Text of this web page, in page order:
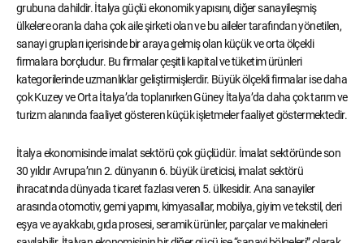
grubuna dahildir. İtalya güçlü ekonomik yapısını, diğer sanayileşmiş
ülkelere oranla daha çok aile şirketi olan ve bu aileler tarafından yönetilen,
sanayi grupları içerisinde bir araya gelmiş olan küçük ve orta ölçekli
firmalara borçludur. Bu firmalar çeşitli kapital ve tüketim ürünleri
kategorilerinde uzmanlıklar geliştirmişlerdir. Büyük ölçekli firmalar ise daha
çok Kuzey ve Orta İtalya’da toplanırken Güney İtalya’da daha çok tarım ve
turizm alanında faaliyet gösteren küçük işletmeler faaliyet göstermektedir.
İtalya ekonomisinde imalat sektörü çok güçlüdür. İmalat sektöründe son
30 yıldır Avrupa’nın 2. dünyanın 6. büyük üreticisi, imalat sektörü
ihracatında dünyada ticaret fazlası veren 5. ülkesidir. Ana sanayiler
arasında otomotiv, gemi yapımı, kimyasallar, mobilya, giyim ve tekstil, deri
eşya ve ayakkabı, gıda prosesi, seramik ürünler, parçalar ve makineleri